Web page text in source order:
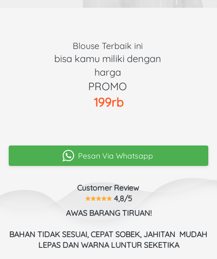
Blouse Terbaik ini
bisa kamu miliki dengan
harga
PROMO
199rb
` Pesan Via Whatsapp
Customer Review
4,8/5
AWAS BARANG TIRUAN!
BAHAN TIDAK SESUAI, CEPAT SOBEK, JAHITAN  MUDAH
LEPAS DAN WARNA LUNTUR SEKETIKA